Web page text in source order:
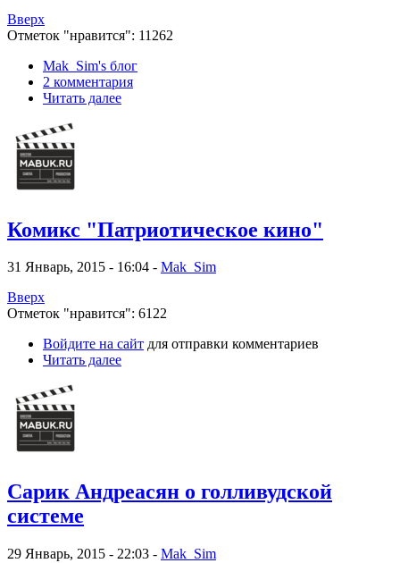
Вверх
Отметок "нравится": 11262
Mak_Sim's блог
2 комментария
Читать далее
Комикс "Патриотическое кино"
31 Январь, 2015 - 16:04 - Mak_Sim
Вверх
Отметок "нравится": 6122
Войдите на сайт для отправки комментариев
Читать далее
Сарик Андреасян о голливудской
системе
29 Январь, 2015 - 22:03 - Mak_Sim